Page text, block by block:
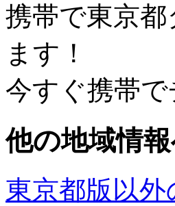
携帯で東京
ます！
今すぐ携帯で
他の地域情
東京都版以